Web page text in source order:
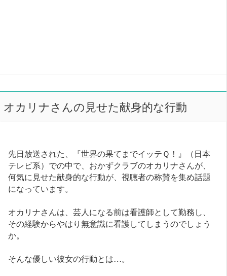
オカリナさんの見せた献身的な行動
先日放送された、『世界の果てまでイッテＱ！』（日本
テレビ系）での中で、おかずクラブのオカリナさんが、
何気に見せた献身的な行動が、視聴者の称賛を集め話題
になっています。
オカリナさんは、芸人になる前は看護師として勤務し、
その経験からやはり無意識に看護してしまうのでしょう
か。
そんな優しい彼女の行動とは…。